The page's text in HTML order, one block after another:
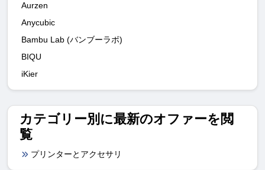
Aurzen
Anycubic
Bambu Lab (バンブーラボ)
BIQU
iKier
カテゴリー別に最新のオファーを閲
覧
プリンターとアクセサリ